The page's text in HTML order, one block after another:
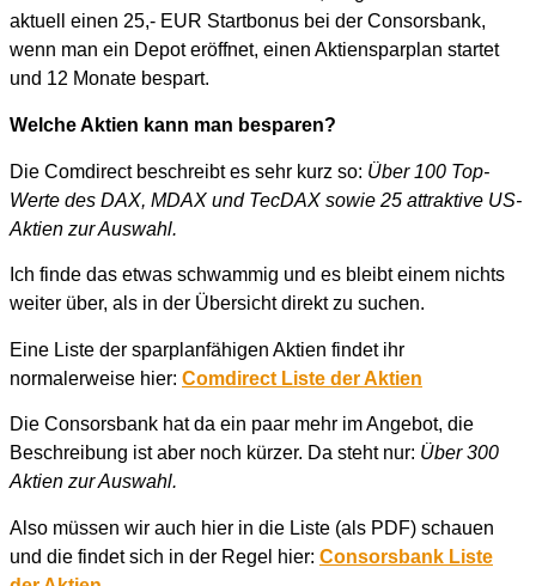
aktuell einen 25,- EUR Startbonus bei der Consorsbank,
wenn man ein Depot eröffnet, einen Aktiensparplan startet
und 12 Monate bespart.
Welche Aktien kann man besparen?
Die Comdirect beschreibt es sehr kurz so: Über 100 Top-
Werte des DAX, MDAX und TecDAX sowie 25 attraktive US-
Aktien zur Auswahl.
Ich finde das etwas schwammig und es bleibt einem nichts
weiter über, als in der Übersicht direkt zu suchen.
Eine Liste der sparplanfähigen Aktien findet ihr
normalerweise hier: Comdirect Liste der Aktien
Die Consorsbank hat da ein paar mehr im Angebot, die
Beschreibung ist aber noch kürzer. Da steht nur: Über 300
Aktien zur Auswahl.
Also müssen wir auch hier in die Liste (als PDF) schauen
und die findet sich in der Regel hier: Consorsbank Liste